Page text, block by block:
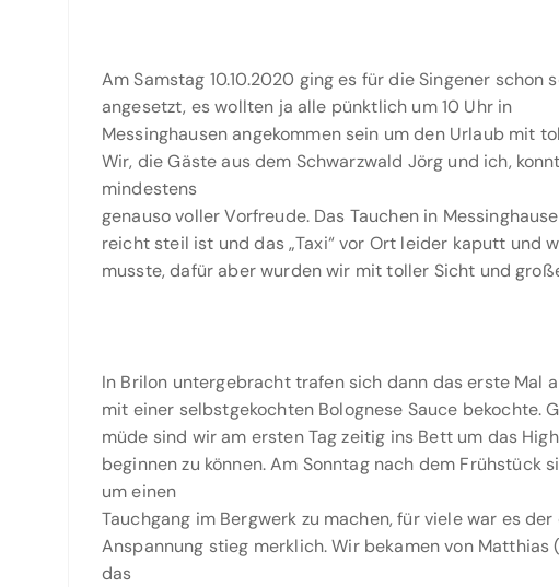
Am Samstag 10.10.2020 ging es für die Singener
angesetzt, es wollten ja alle pünktlich um 10 Uhr in
Messinghausen angekommen sein um den Urlaub mit
Wir, die Gäste aus dem Schwarzwald Jörg und ich,
mindestens
genauso voller Vorfreude. Das Tauchen in
reicht steil ist und das „Taxi“ vor Ort leider kaputt und
musste, dafür aber wurden wir mit toller Sicht und
In Brilon untergebracht trafen sich dann das erste Mal
mit einer selbstgekochten Bolognese Sauce bekochte.
müde sind wir am ersten Tag zeitig ins Bett um das
beginnen zu können. Am Sonntag nach dem Frühstück
um einen
Tauchgang im Bergwerk zu machen, für viele war es
Anspannung stieg merklich. Wir bekamen von
das